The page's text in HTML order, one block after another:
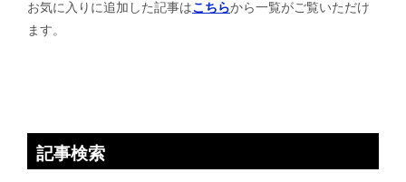
お気に入りに追加した記事はこちらから一覧がご覧いただけ
ます。
記事検索